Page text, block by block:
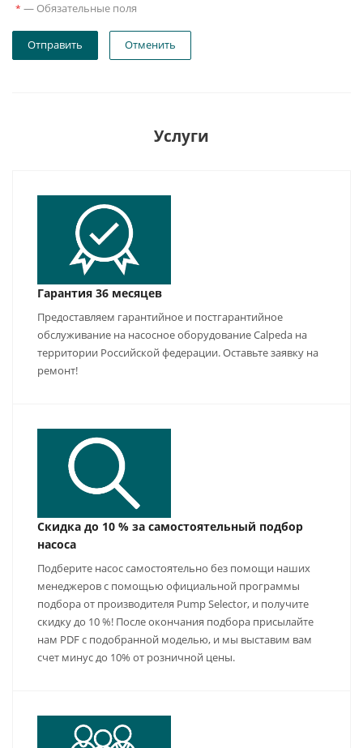
* — Обязательные поля
Отправить Отменить
Услуги
Гарантия 36 месяцев
Предоставляем гарантийное и постгарантийное
обслуживание на насосное оборудование Calpeda на
территории Российской федерации. Оставьте заявку на
ремонт!
Скидка до 10 % за самостоятельный подбор
насоса
Подберите насос самостоятельно без помощи наших
менеджеров с помощью официальной программы
подбора от производителя Pump Selector, и получите
скидку до 10 %! После окончания подбора присылайте
нам PDF с подобранной моделью, и мы выставим вам
счет минус до 10% от розничной цены.